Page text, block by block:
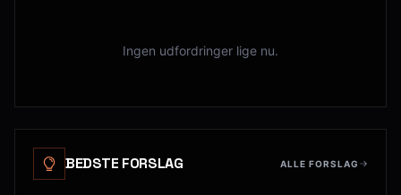
Ingen udfordringer lige nu.
BEDSTE FORSLAG ALLE FORSLAG